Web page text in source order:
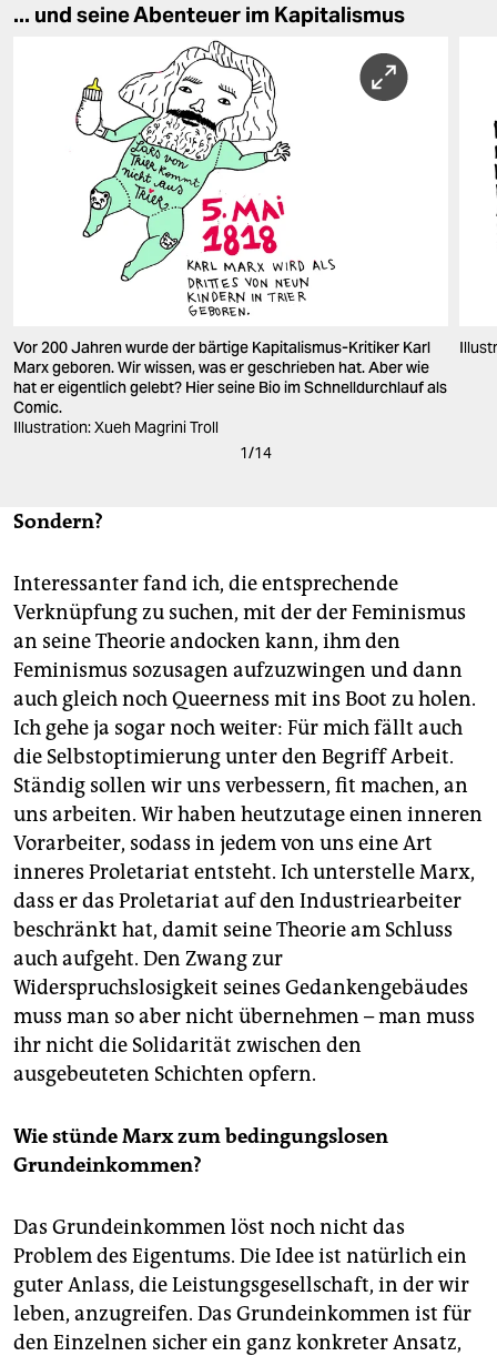
... und seine Abenteuer im Kapitalismus
Vor 200 Jahren wurde der bärtige Kapitalismus-Kritiker Karl
Marx geboren. Wir wissen, was er geschrieben hat. Aber wie
hat er eigentlich gelebt? Hier seine Bio im Schnelldurchlauf als
Comic.
Illustration: Xueh Magrini Troll
1/14
Sondern?
Interessanter fand ich, die entsprechende
Verknüpfung zu suchen, mit der der Feminismus
an seine Theorie andocken kann, ihm den
Feminismus sozusagen aufzuzwingen und dann
auch gleich noch Queerness mit ins Boot zu holen.
Ich gehe ja sogar noch weiter: Für mich fällt auch
die Selbstoptimierung unter den Begriff Arbeit.
Ständig sollen wir uns verbessern, fit machen, an
uns arbeiten. Wir haben heutzutage einen inneren
Vorarbeiter, sodass in jedem von uns eine Art
inneres Proletariat entsteht. Ich unterstelle Marx,
dass er das Proletariat auf den Industriearbeiter
beschränkt hat, damit seine Theorie am Schluss
auch aufgeht. Den Zwang zur
Widerspruchslosigkeit seines Gedankengebäudes
muss man so aber nicht übernehmen – man muss
ihr nicht die Solidarität zwischen den
ausgebeuteten Schichten opfern.
Wie stünde Marx zum bedingungslosen
Grundeinkommen?
Das Grundeinkommen löst noch nicht das
Problem des Eigentums. Die Idee ist natürlich ein
guter Anlass, die Leistungsgesellschaft, in der wir
leben, anzugreifen. Das Grundeinkommen ist für
den Einzelnen sicher ein ganz konkreter Ansatz,